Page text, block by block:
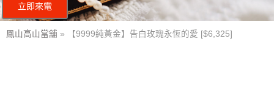
立即來電
鳳山高山當舖 » 【9999純黃金】告白玫瑰永恆的愛 [$6,325]